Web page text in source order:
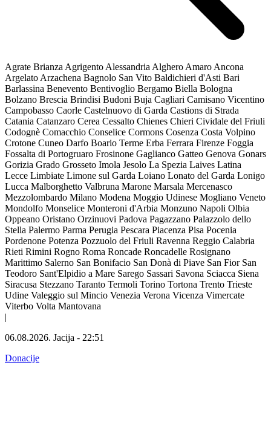
Agrate Brianza Agrigento Alessandria Alghero Amaro Ancona
Argelato Arzachena Bagnolo San Vito Baldichieri d'Asti Bari
Barlassina Benevento Bentivoglio Bergamo Biella Bologna
Bolzano Brescia Brindisi Budoni Buja Cagliari Camisano Vicentino
Campobasso Caorle Castelnuovo di Garda Castions di Strada
Catania Catanzaro Cerea Cessalto Chienes Chieri Cividale del Friuli
Codognè Comacchio Conselice Cormons Cosenza Costa Volpino
Crotone Cuneo Darfo Boario Terme Erba Ferrara Firenze Foggia
Fossalta di Portogruaro Frosinone Gaglianco Gatteo Genova Gonars
Gorizia Grado Grosseto Imola Jesolo La Spezia Laives Latina
Lecce Limbiate Limone sul Garda Loiano Lonato del Garda Lonigo
Lucca Malborghetto Valbruna Marone Marsala Mercenasco
Mezzolombardo Milano Modena Moggio Udinese Mogliano Veneto
Mondolfo Monselice Monteroni d'Arbia Monzuno Napoli Olbia
Oppeano Oristano Orzinuovi Padova Pagazzano Palazzolo dello
Stella Palermo Parma Perugia Pescara Piacenza Pisa Pocenia
Pordenone Potenza Pozzuolo del Friuli Ravenna Reggio Calabria
Rieti Rimini Rogno Roma Roncade Roncadelle Rosignano
Marittimo Salerno San Bonifacio San Donà di Piave San Fior San
Teodoro Sant'Elpidio a Mare Sarego Sassari Savona Sciacca Siena
Siracusa Stezzano Taranto Termoli Torino Tortona Trento Trieste
Udine Valeggio sul Mincio Venezia Verona Vicenza Vimercate
Viterbo Volta Mantovana
|
06.08.2026. Jacija - 22:51
Donacije